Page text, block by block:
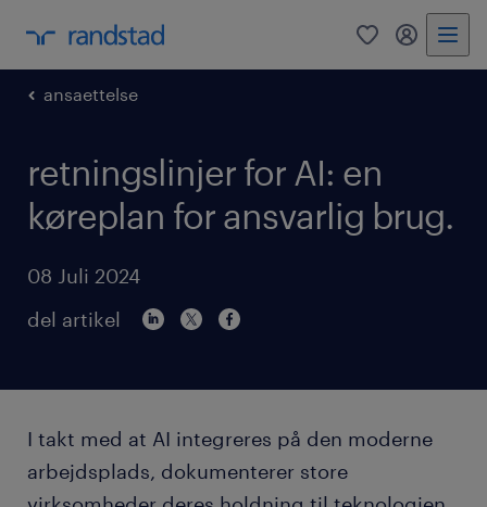
0
ansaettelse
retningslinjer for AI: en
køreplan for ansvarlig brug.
08 Juli 2024
del artikel
I takt med at AI integreres på den moderne
arbejdsplads, dokumenterer store